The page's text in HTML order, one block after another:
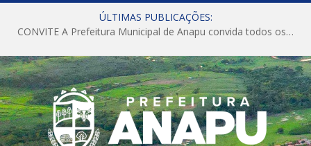
ÚLTIMAS PUBLICAÇÕES:
CONVITE A Prefeitura Municipal de Anapu convida todos os servidores públicos municipais para participarem da Audiência Pública de discussão da Lei de Diretrizes Orçamentárias (LDO), importante instrumento de planejamento das ações e investimentos da Administração Pública para o próximo exercício financeiro.